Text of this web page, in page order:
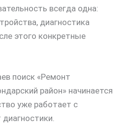
всегда одна:
диагностика
этого конкретные
поиск «Ремонт
район» начинается
уже работает с